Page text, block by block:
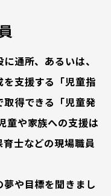
通所、あるいは、
支援する「児童指
得できる「児童発
童や家族への支援は
士などの現場職員
や目標を聞きまし